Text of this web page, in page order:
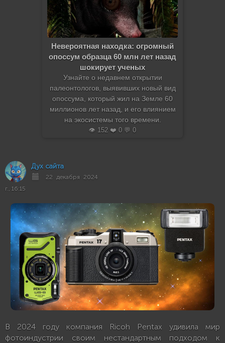
Невероятная находка: огромный
опоссум образца 60 млн лет назад
шокирует ученых
Узнайте о недавнем открытии
палеонтологов, выявивших новый вид
опоссума, который жил на Земле 60
миллионов лет назад, и его влиянием
на экосистемы того времени.
👁️ 152 ❤️ 0 💬 0
Дух сайта
22 декабря 2024
г., 16:15
В 2024 году компания Ricoh Pentax удивила мир
фотоиндустрии своим нестандартным подходом к